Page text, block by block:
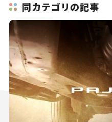
同カテゴリの記事